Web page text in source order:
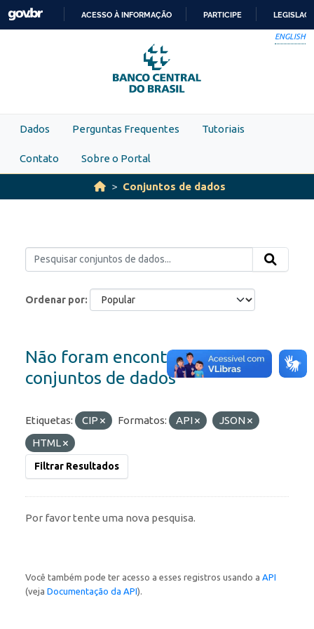
Skip to main content
PARA
O
CONTEÚDO
ACESSO À INFORMAÇÃO PARTICIPE
ENGLISH
Dados Perguntas Frequentes Tutoriais
Contato Sobre o Portal
Conjuntos de dados
Ordenar por
Não foram encontrados
conjuntos de dados
Etiquetas: CIP Formatos: API
JSON
HTML
Filtrar Resultados
Por favor tente uma nova pesquisa.
Você também pode ter acesso a esses registros usando a API
(veja Documentação da API).